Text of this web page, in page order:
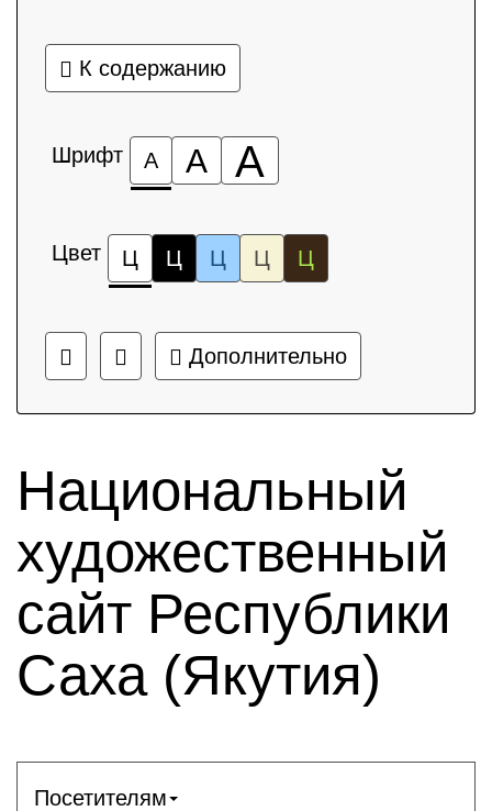
К содержанию
Шрифт А А А
Цвет Ц Ц Ц Ц Ц
Дополнительно
Национальный
художественный
сайт Республики
Саха (Якутия)
Посетителям